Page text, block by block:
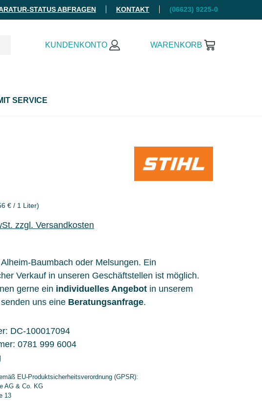
STATUS ABFRAGEN KONTAKT (06623) 9225-0
KUNDENKONTO WARENKORB
SERVICE
€ / 1 Liter)
zzgl. Versandkosten
Baumbach oder Melsungen. Ein
Verkauf in unseren Geschäftstellen ist möglich.
gerne ein individuelles Angebot in unserem
uns eine Beratungsanfrage.
DC-100017094
0781 999 6004
EU-Produktsicherheitsverordnung (GPSR):
AG & Co. KG
13